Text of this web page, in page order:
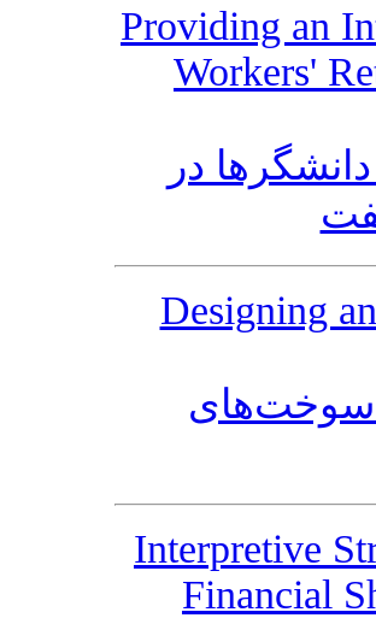
Providing an
Workers'
در
Designing
سوخت‌های
Interpretive
Financial